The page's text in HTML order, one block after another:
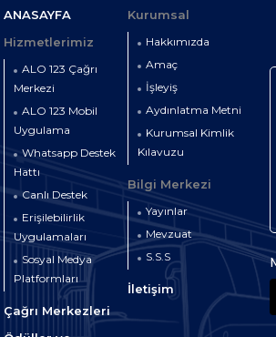
ANASAYFA
Hizmetlerimiz
ALO 123 Çağrı
Merkezi
ALO 123 Mobil
Uygulama
Whatsapp Destek
Hattı
Canlı Destek
Erişilebilirlik
Uygulamaları
Sosyal Medya
Platformları
Çağrı Merkezleri
Kurumsal
Hakkımızda
Amaç
İşleyiş
Aydınlatma Metni
Kurumsal Kimlik
Kılavuzu
Bilgi Merkezi
Yayınlar
Mevzuat
S.S.S
İletişim